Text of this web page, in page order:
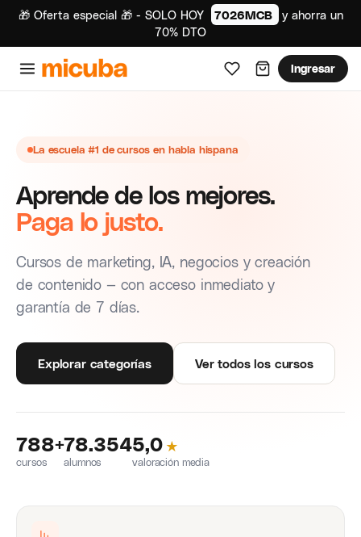
🎁 Oferta especial 🎁 - SOLO HOY 7026MCB
y ahorra un
70% DTO
Ingresar
La escuela #1 de cursos en habla hispana
Aprende de los mejores.
Paga lo justo.
Cursos de marketing, IA, negocios y creación
de contenido — con acceso inmediato y
garantía de 7 días.
Explorar categorías Ver todos los cursos
788+
cursos
78.354
alumnos
5,0 ★
valoración media